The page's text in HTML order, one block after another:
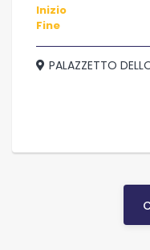
Inizio
Fine
PALAZZETTO